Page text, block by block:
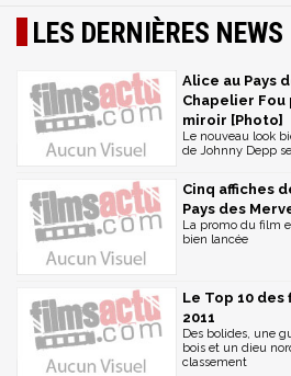
LES DERNIÈRES NEWS
Alice au Pays
Chapelier
miroir [Photo]
Le nouveau look
de Johnny Depp
Cinq affiches
Pays des
La promo du film
bien lancée
Le Top 10
2011
Des bolides, une
bois et un dieu
classement